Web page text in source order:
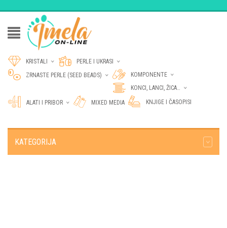
KRISTALI
PERLE I UKRASI
ZRNASTE PERLE (SEED BEADS)
KOMPONENTE
KONCI, LANCI, ŽICA…
ALATI I PRIBOR MIXED MEDIA KNJIGE I ČASOPISI
KATEGORIJA